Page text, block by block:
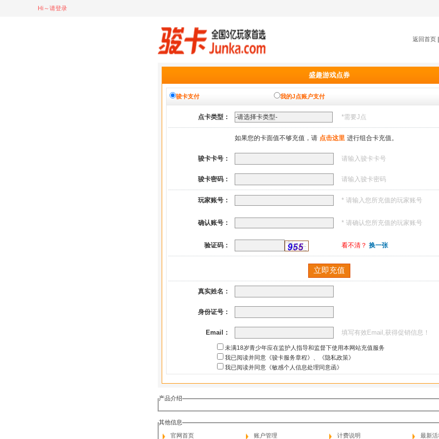
Hi～请登录
返回首页
盛趣游戏点券
骏卡支付 我的J点账户支付
点卡类型： *需要J点
如果您的卡面值不够充值，请 点击这里 进行组合卡充值。
骏卡卡号： 请输入骏卡卡号
骏卡密码： 请输入骏卡密码
玩家账号： * 请输入您所充值的玩家账号
确认账号： * 请确认您所充值的玩家账号
验证码： 看不清？ 换一张
真实姓名：
身份证号：
Email： 填写有效Email,获得促销信息！
未满18岁青少年应在监护人指导和监督下使用本网站充值服务
我已阅读并同意《骏卡服务章程》 、
《隐私政策》
我已阅读并同意《敏感个人信息处理同意函》
产品介绍
其他信息
官网首页
账户管理 计费说明 最新